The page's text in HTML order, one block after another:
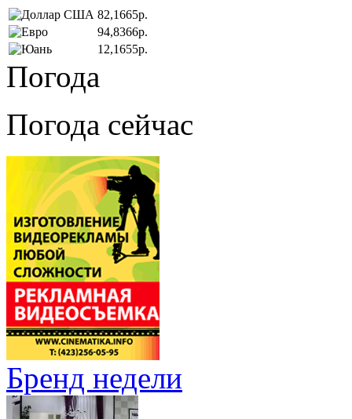
82,1665р.
94,8366р.
12,1655р.
Погода
Погода сейчас
Бренд недели